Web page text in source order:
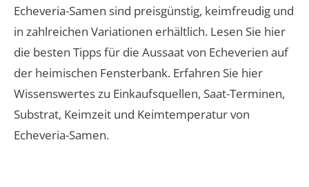
Echeveria-Samen sind preisgünstig, keimfreudig und
in zahlreichen Variationen erhältlich. Lesen Sie hier
die besten Tipps für die Aussaat von Echeverien auf
der heimischen Fensterbank. Erfahren Sie hier
Wissenswertes zu Einkaufsquellen, Saat-Terminen,
Substrat, Keimzeit und Keimtemperatur von
Echeveria-Samen.